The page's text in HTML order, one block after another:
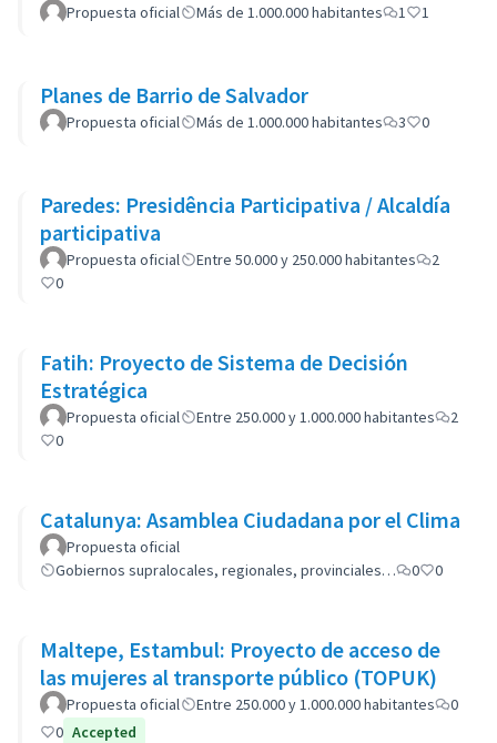
Propuesta oficial Más de 1.000.000 habitantes 1 1
Planes de Barrio de Salvador
Propuesta oficial Más de 1.000.000 habitantes 3 0
Paredes: Presidência Participativa / Alcaldía
participativa
Propuesta oficial Entre 50.000 y 250.000 habitantes
2
0
Fatih: Proyecto de Sistema de Decisión
Estratégica
Propuesta oficial Entre 250.000 y 1.000.000 habitantes
2
0
Catalunya: Asamblea Ciudadana por el Clima
Propuesta oficial
Gobiernos supralocales, regionales, provinciales…
0 0
Maltepe, Estambul: Proyecto de acceso de
las mujeres al transporte público (TOPUK)
Propuesta oficial Entre 250.000 y 1.000.000 habitantes
0
0 Accepted